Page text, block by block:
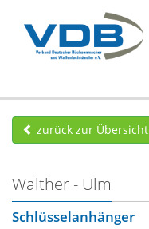
zurück zur Übersicht
Walther - Ulm
Schlüsselanhänger